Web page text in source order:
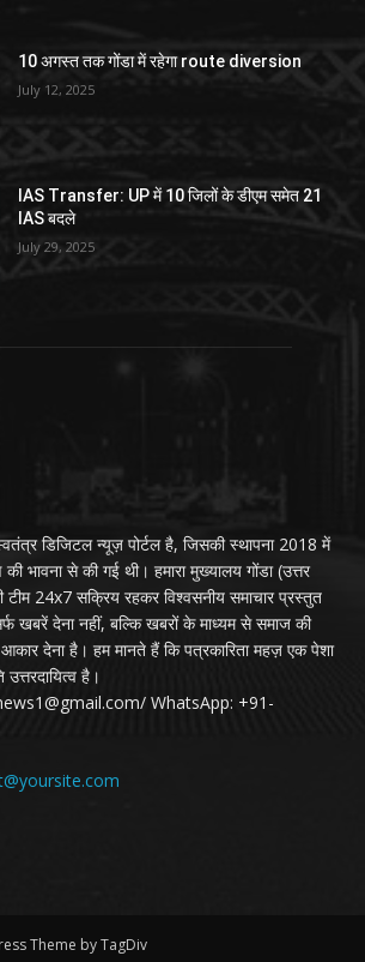
10 अगस्त तक गोंडा में रहेगा route diversion
July 12, 2025
IAS Transfer: UP में 10 जिलों के डीएम समेत 21
IAS बदले
July 29, 2025
डिजिटल न्यूज़ पोर्टल है, जिसकी स्थापना 2018 में
भावना से की गई थी। हमारा मुख्यालय गोंडा (उत्तर
टीम 24x7 सक्रिय रहकर विश्वसनीय समाचार प्रस्तुत
खबरें देना नहीं, बल्कि खबरों के माध्यम से समाज की
देना है। हम मानते हैं कि पत्रकारिता महज़ एक पेशा
है।
WhatsApp: +91-
Theme by TagDiv